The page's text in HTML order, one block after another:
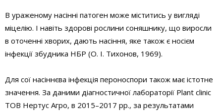
В ураженому насінні патоген може міститись у вигляді
міцелію. І навіть здорові рослини соняшнику, що виросли
в оточенні хворих, дають насіння, яке також є носієм
інфекції збудника НБР (О. І. Тихонов, 1969).
Для сої насіннєва інфекція пероноспори також має істотне
значення. За даними діагностичної лабораторії Plant clinic
ТОВ Нертус Агро, в 2015–2017 рр., за результатами